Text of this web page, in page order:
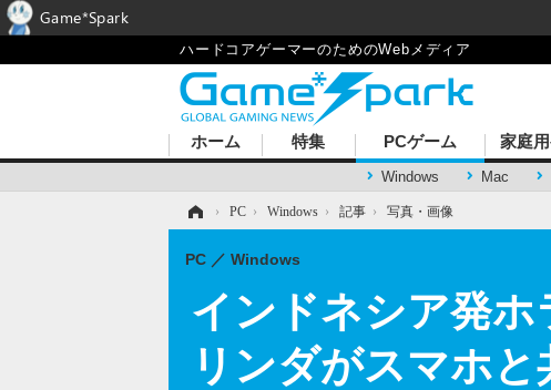
ハードコアゲーマーのためのWebメディア
ホーム 特集 PCゲーム
Windows Mac
家庭
› PC › Windows › 記事 › 写真・画像
インドネシア発ホ
リンダがスマホ
PC Windows
Game*Spark